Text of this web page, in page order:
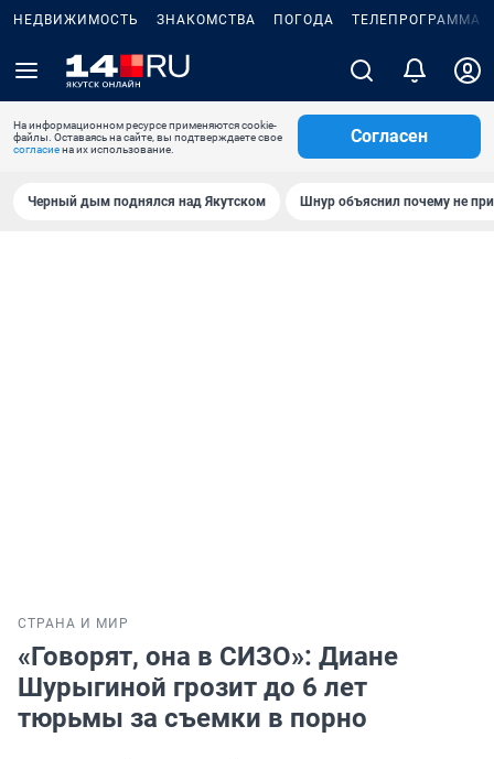
НЕДВИЖИМОСТЬ ЗНАКОМСТВА ПОГОДА ТЕЛЕПРОГРАММА
На информационном ресурсе применяются cookie-
файлы. Оставаясь на сайте, вы подтверждаете свое
согласиена их использование.
Согласен
Черный дым поднялся над Якутском Шнур объяснил почему не
СТРАНА И МИР
«Говорят, она в СИЗО»: Диане
Шурыгиной грозит до 6 лет
тюрьмы за съемки в порно